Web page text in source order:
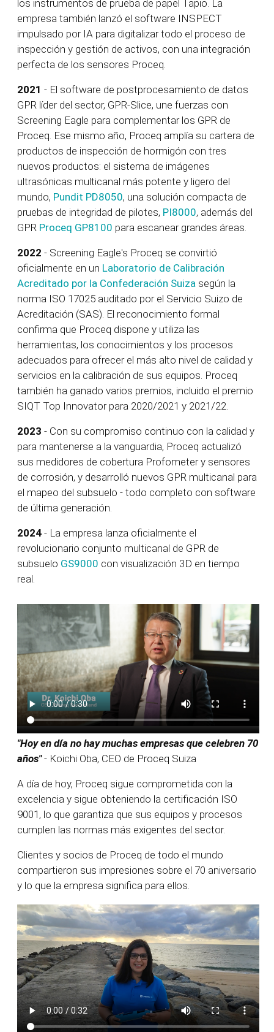
los instrumentos de prueba de papel Tapio. La
empresa también lanzó el software INSPECT
impulsado por IA para digitalizar todo el proceso de
inspección y gestión de activos, con una integración
perfecta de los sensores Proceq.
2021 - El software de postprocesamiento de datos
GPR líder del sector, GPR-Slice, une fuerzas con
Screening Eagle para complementar los GPR de
Proceq. Ese mismo año, Proceq amplía su cartera de
productos de inspección de hormigón con tres
nuevos productos: el sistema de imágenes
ultrasónicas multicanal más potente y ligero del
mundo, Pundit PD8050, una solución compacta de
pruebas de integridad de pilotes, PI8000, además del
GPR Proceq GP8100 para escanear grandes áreas.
2022 - Screening Eagle's Proceq se convirtió
oficialmente en un Laboratorio de Calibración
Acreditado por la Confederación Suiza según la
norma ISO 17025 auditado por el Servicio Suizo de
Acreditación (SAS). El reconocimiento formal
confirma que Proceq dispone y utiliza las
herramientas, los conocimientos y los procesos
adecuados para ofrecer el más alto nivel de calidad y
servicios en la calibración de sus equipos. Proceq
también ha ganado varios premios, incluido el premio
SIQT Top Innovator para 2020/2021 y 2021/22.
2023 - Con su compromiso continuo con la calidad y
para mantenerse a la vanguardia, Proceq actualizó
sus medidores de cobertura Profometer y sensores
de corrosión, y desarrolló nuevos GPR multicanal para
el mapeo del subsuelo - todo completo con software
de última generación.
2024 - La empresa lanza oficialmente el
revolucionario conjunto multicanal de GPR de
subsuelo GS9000 con visualización 3D en tiempo
real.
"Hoy en día no hay muchas empresas que celebren 70
años"- Koichi Oba, CEO de Proceq Suiza
A día de hoy, Proceq sigue comprometida con la
excelencia y sigue obteniendo la certificación ISO
9001, lo que garantiza que sus equipos y procesos
cumplen las normas más exigentes del sector.
Clientes y socios de Proceq de todo el mundo
compartieron sus impresiones sobre el 70 aniversario
y lo que la empresa significa para ellos.